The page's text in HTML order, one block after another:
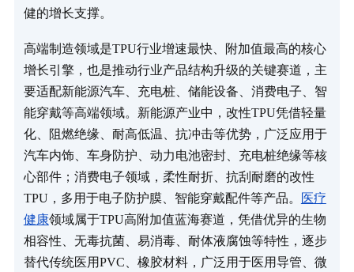
健的增长支撑。
高端制造领域是TPU行业增速最快、附加值最高的核心
增长引擎，也是推动行业产品结构升级的关键赛道，主
要适配新能源汽车、充电桩、储能设备、消费电子、智
能穿戴等高端领域。新能源产业中，改性TPU凭借轻量
化、阻燃绝缘、耐高低温、抗冲击等优势，广泛应用于
汽车内饰、车身防护、动力电池密封、充电桩绝缘等核
心部件；消费电子领域，柔性耐折、抗刮耐磨的改性
TPU，多用于电子防护膜、智能穿戴配件等产品。
医疗
健康领域属于TPU高附加值蓝海赛道，凭借优异的生物
相容性、无毒抗菌、易消毒、耐体液腐蚀等特性，逐步
替代传统医用PVC、橡胶材料，广泛用于医用导管、微